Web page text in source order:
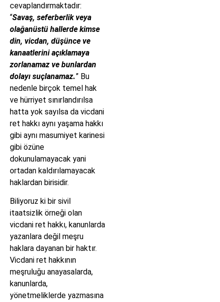
cevaplandırmaktadır:
“Savaş, seferberlik veya
olağanüstü hallerde kimse
din, vicdan, düşünce ve
kanaatlerini açıklamaya
zorlanamaz ve bunlardan
dolayı suçlanamaz.” Bu
nedenle birçok temel hak
ve hürriyet sınırlandırılsa
hatta yok sayılsa da vicdani
ret hakkı aynı yaşama hakkı
gibi aynı masumiyet karinesi
gibi özüne
dokunulamayacak yani
ortadan kaldırılamayacak
haklardan birisidir.
Biliyoruz ki bir sivil
itaatsizlik örneği olan
vicdani ret hakkı, kanunlarda
yazanlara değil meşru
haklara dayanan bir haktır.
Vicdani ret hakkının
meşruluğu anayasalarda,
kanunlarda,
yönetmeliklerde yazmasına